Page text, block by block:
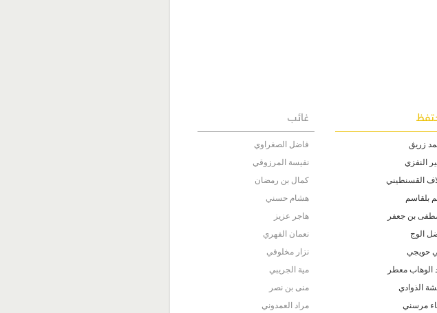
زريڨ
النفزي
القسنطيني
بلقاسم
بن جعفر
الوج
حويجي
الوهاب معطر
الذوادي
مرسني
غائب
فاضل الصغراوي
نفيسة المرزوقي
كمال بن رمضان
هشام حسني
هاجر عزيز
نعمان الفهري
نزار مخلوفي
مية الجريبي
منى بن نصر
مراد العمدوني